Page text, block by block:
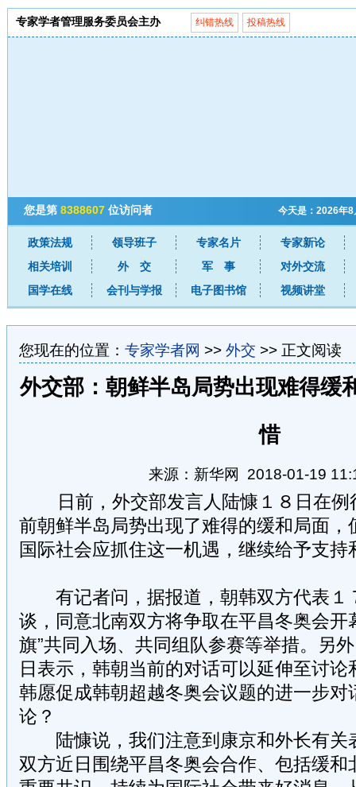
专家学者管理服务委员会主办 纠错热线 投稿热线
您是第 8388607 位访问者 今天是：2026年
政策法规 领导班子 专家名片
专家新论
相关培训
外 交 军 事
对外交流
国学在线
会刊与学报 电子图书馆 视频讲堂
您现在的位置： 专家学者网 >> 外交 >> 正文阅读
外交部：朝鲜半岛局势出现难得缓
惜
来源：新华网 2018-01-19
日前，外交部发言人陆慷１８日在例
前朝鲜半岛局势出现了难得的缓和局面，
国际社会应抓住这一机遇，继续给予支持
有记者问，据报道，朝韩双方代表１
谈，同意北南双方将争取在平昌冬奥会开
旗”共同入场、共同组队参赛等举措。另
日表示，韩朝当前的对话可以延伸至讨
韩愿促成韩朝超越冬奥会议题的进一步对
论？
陆慷说，我们注意到康京和外长有关
双方近日围绕平昌冬奥会合作、包括缓和